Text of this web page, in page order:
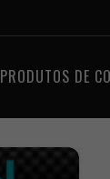
PRODUTOS DE